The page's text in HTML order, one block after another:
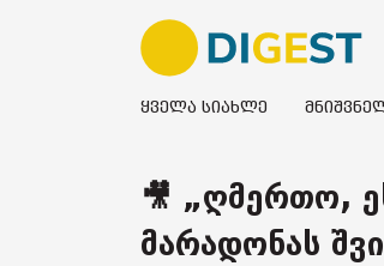
ყველა სიახლე
🎥 „ღმერთო,
მარადონას